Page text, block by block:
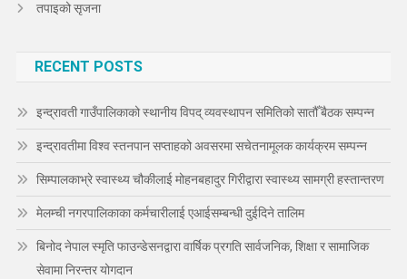
तपाइको सृजना
RECENT POSTS
इन्द्रावती गाउँपालिकाको स्थानीय विपद् व्यवस्थापन समितिको सातौँ बैठक सम्पन्न
इन्द्रावतीमा विश्व स्तनपान सप्ताहको अवसरमा सचेतनामूलक कार्यक्रम सम्पन्न
सिम्पालकाभ्रे स्वास्थ्य चौकीलाई मोहनबहादुर गिरीद्वारा स्वास्थ्य सामग्री हस्तान्तरण
मेलम्ची नगरपालिकाका कर्मचारीलाई एआईसम्बन्धी दुईदिने तालिम
बिनोद नेपाल स्मृति फाउन्डेसनद्वारा वार्षिक प्रगति सार्वजनिक, शिक्षा र सामाजिक
सेवामा निरन्तर योगदान